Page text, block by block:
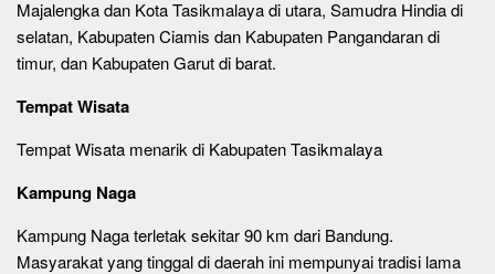
Majalengka dan Kota Tasikmalaya di utara, Samudra Hindia di
selatan, Kabupaten Ciamis dan Kabupaten Pangandaran di
timur, dan Kabupaten Garut di barat.
Tempat Wisata
Tempat Wisata menarik di Kabupaten Tasikmalaya
Kampung Naga
Kampung Naga terletak sekitar 90 km dari Bandung.
Masyarakat yang tinggal di daerah ini mempunyai tradisi lama